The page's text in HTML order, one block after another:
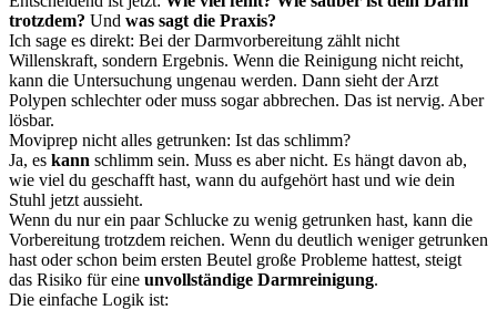
trotzdem? Und was sagt die Praxis?
Ich sage es direkt: Bei der Darmvorbereitung zählt nicht
Willenskraft, sondern Ergebnis. Wenn die Reinigung nicht reicht,
kann die Untersuchung ungenau werden. Dann sieht der Arzt
Polypen schlechter oder muss sogar abbrechen. Das ist nervig. Aber
lösbar.
Moviprep nicht alles getrunken: Ist das schlimm?
Ja, es kann schlimm sein. Muss es aber nicht. Es hängt davon ab,
wie viel du geschafft hast, wann du aufgehört hast und wie dein
Stuhl jetzt aussieht.
Wenn du nur ein paar Schlucke zu wenig getrunken hast, kann die
Vorbereitung trotzdem reichen. Wenn du deutlich weniger getrunken
hast oder schon beim ersten Beutel große Probleme hattest, steigt
das Risiko für eine unvollständige Darmreinigung.
Die einfache Logik ist: